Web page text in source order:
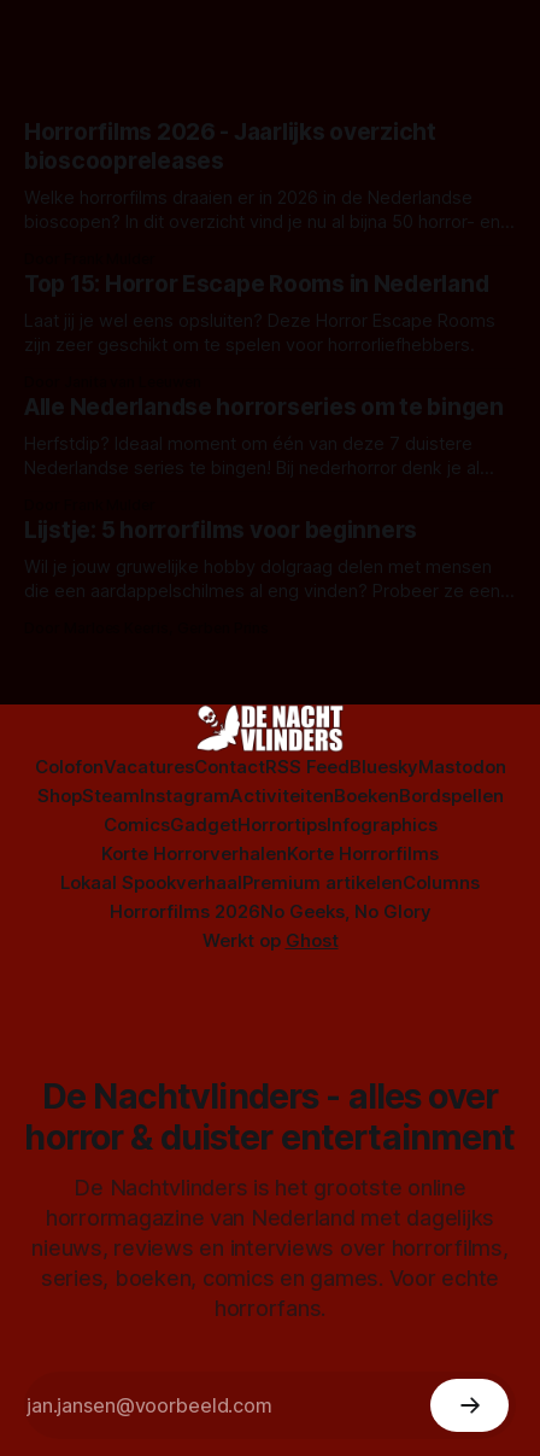
Horrorfilms 2026 - Jaarlijks overzicht
bioscoopreleases
Welke horrorfilms draaien er in 2026 in de Nederlandse
bioscopen? In dit overzicht vind je nu al bijna 50 horror- en
Top 15: Horror Escape Rooms in Nederland
Laat jij je wel eens opsluiten? Deze Horror Escape Rooms
zijn zeer geschikt om te spelen voor horrorliefhebbers.
Alle Nederlandse horrorseries om te bingen
Herfstdip? Ideaal moment om één van deze 7 duistere
Nederlandse series te bingen! Bij nederhorror denk je al
Amsterdamned of The Johnsons. Maar Nederlandse horror
is niet beperkt tot films. Hier een aantal Nederlandse tv-
series uit het duistere of horrorgenre. Als
Lijstje: 5 horrorfilms voor beginners
Wil je jouw gruwelijke hobby dolgraag delen met mensen
die een aardappelschilmes al eng vinden? Probeer ze eens
ColofonVacaturesContactRSS FeedBlueskyMastodon
ShopSteamInstagramActiviteitenBoekenBordspellen
ComicsGadgetHorrortipsInfographics
Korte HorrorverhalenKorte Horrorfilms
Lokaal SpookverhaalPremium artikelenColumns
Horrorfilms 2026No Geeks, No Glory
Werkt op Ghost
De Nachtvlinders - alles over
horror & duister entertainment
De Nachtvlinders is het grootste online
horrormagazine van Nederland met dagelijks
nieuws, reviews en interviews over horrorfilms,
series, boeken, comics en games. Voor echte
horrorfans.